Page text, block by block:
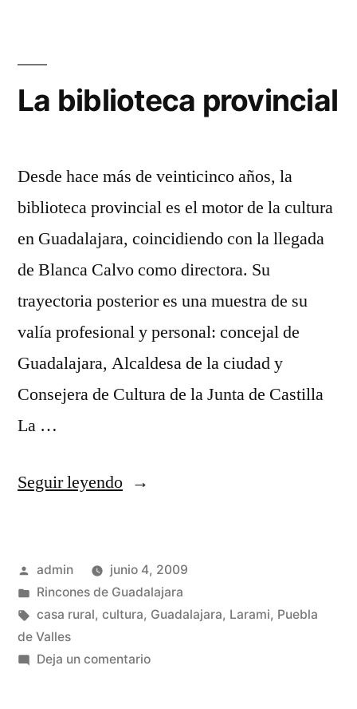
La biblioteca provincial
Desde hace más de veinticinco años, la
biblioteca provincial es el motor de la cultura
en Guadalajara, coincidiendo con la llegada
de Blanca Calvo como directora. Su
trayectoria posterior es una muestra de su
valía profesional y personal: concejal de
Guadalajara, Alcaldesa de la ciudad y
Consejera de Cultura de la Junta de Castilla
La …
Seguir leyendo«La
Publicado
por
admin
junio 4, 2009
Publicado
en
Rincones de Guadalajara
Etiquetas:
casa rural, cultura, Guadalajara, Larami, Puebla
de Valles
Deja un comentarioen